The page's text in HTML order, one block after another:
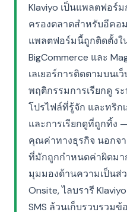
Klaviyo เป็นแพลตฟอร์
ครองตลาดสำหรับอีคอ
แพลตฟอร์มนี้ถูกติดตั้งใ
BigCommerce และ
เลเยอร์การติดตามบนเ
พฤติกรรมการเรียกดู ร
โปรไฟล์ที่รู้จัก และทริก
และการเรียกดูที่ถูกทิ้ง
คุณค่าทางธุรกิจ นอกจ
ที่มักถูกกำหนดค่าผิดมา
มุมมองด้านความเป็นส่
Onsite, ไลบรารี
SMS ล้วนเก็บรวบรว